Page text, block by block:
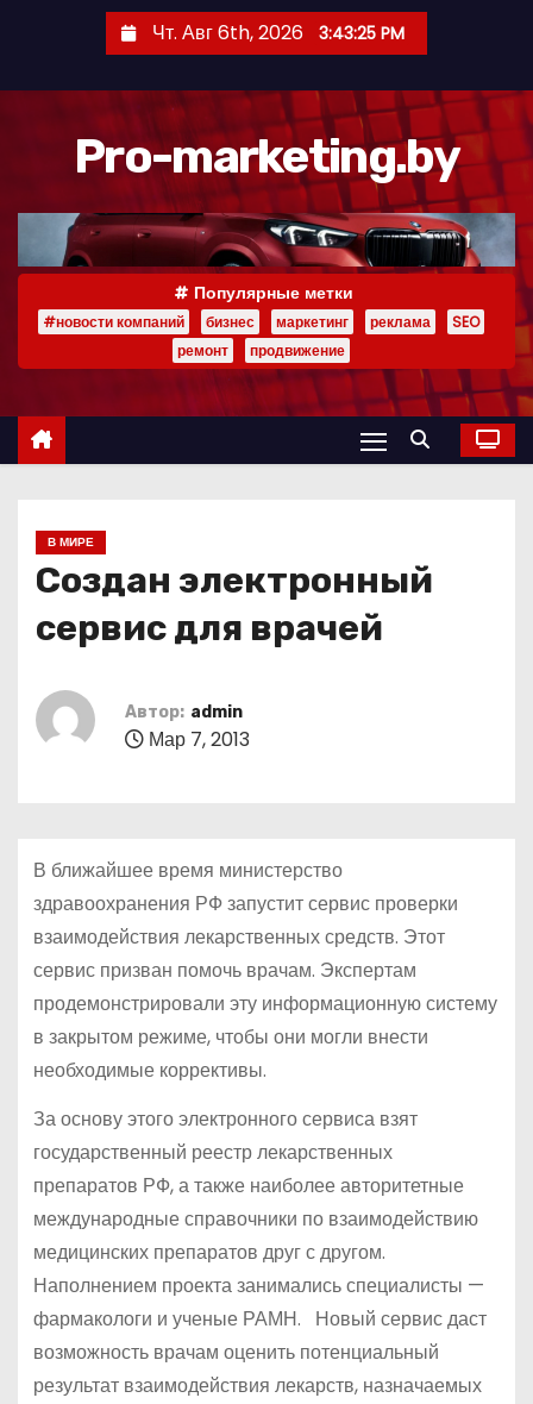
р
Чт. Авг 6th, 2026 3:43:25 PM
Pro-marketing.by
Популярные метки
#новости компаний бизнес маркетинг реклама
SEO
ремонт
продвижение
В МИРЕ
Создан электронный
сервис для врачей
Автор: admin
Мар 7, 2013
В ближайшее время министерство
здравоохранения РФ запустит сервис проверки
взаимодействия лекарственных средств. Этот
сервис призван помочь врачам. Экспертам
продемонстрировали эту информационную систему
в закрытом режиме, чтобы они могли внести
необходимые коррективы.
За основу этого электронного сервиса взят
государственный реестр лекарственных
препаратов РФ, а также наиболее авторитетные
международные справочники по взаимодействию
медицинских препаратов друг с другом.
Наполнением проекта занимались специалисты —
фармакологи и ученые РАМН. Новый сервис даст
возможность врачам оценить потенциальный
результат взаимодействия лекарств, назначаемых